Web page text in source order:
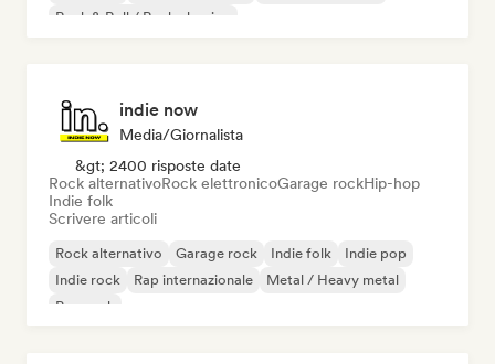
Rock & Roll / Rock classico
indie now
Media/Giornalista
&gt; 2400 risposte date
Rock alternativoRock elettronicoGarage rockHip-hop
Indie folk
Scrivere articoli
Rock alternativo Garage rock Indie folk
Indie pop
Indie rock
Rap internazionale
Metal / Heavy metal
Pop rock